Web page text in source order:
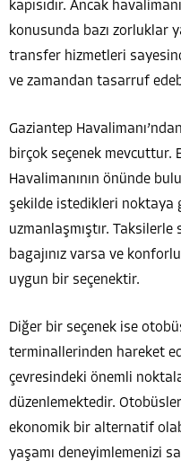
kapısıdır. Ancak
konusunda bazı zorluklar
transfer hizmetleri
ve zamandan tasarruf
Gaziantep
birçok seçenek
Havalimanının önünde
şekilde istedikleri noktaya
uzmanlaşmıştır.
bagajınız varsa ve
uygun bir seçenektir.
Diğer bir seçenek ise
terminallerinden hareket
çevresindeki önemli
düzenlemektedir.
ekonomik bir alternatif
yaşamı deneyimlemenizi